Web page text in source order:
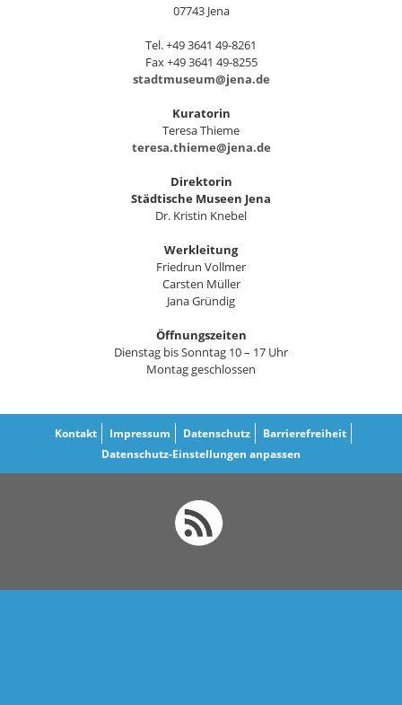
07743 Jena
Tel. +49 3641 49-8261
Fax +49 3641 49-8255
stadtmuseum@jena.de
Kuratorin
Teresa Thieme
teresa.thieme@jena.de
Direktorin
Städtische Museen Jena
Dr. Kristin Knebel
Werkleitung
Friedrun Vollmer
Carsten Müller
Jana Gründig
Öffnungszeiten
Dienstag bis Sonntag 10 – 17 Uhr
Montag geschlossen
Kontakt Impressum Datenschutz
Barrierefreiheit
Datenschutz-Einstellungen anpassen